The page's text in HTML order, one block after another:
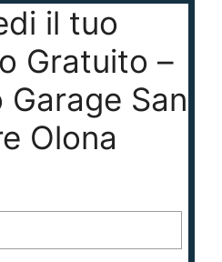
il tuo
Gratuito –
San
Olona